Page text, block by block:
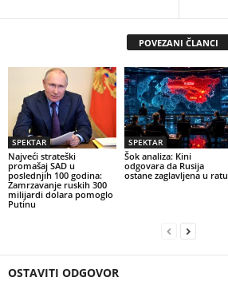
POVEZANI ČLANCI
SPEKTAR
Najveći strateški
promašaj SAD u
poslednjih 100 godina:
Zamrzavanje ruskih 300
milijardi dolara pomoglo
Putinu
SPEKTAR
Šok analiza: Kini
odgovara da Rusija
ostane zaglavljena u ratu
OSTAVITI ODGOVOR